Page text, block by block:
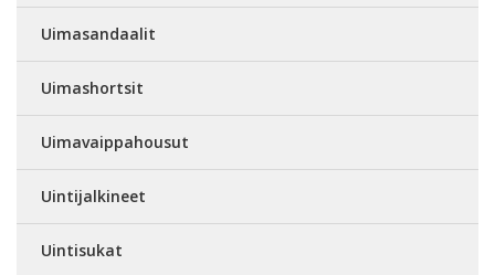
Uimasandaalit
Uimashortsit
Uimavaippahousut
Uintijalkineet
Uintisukat